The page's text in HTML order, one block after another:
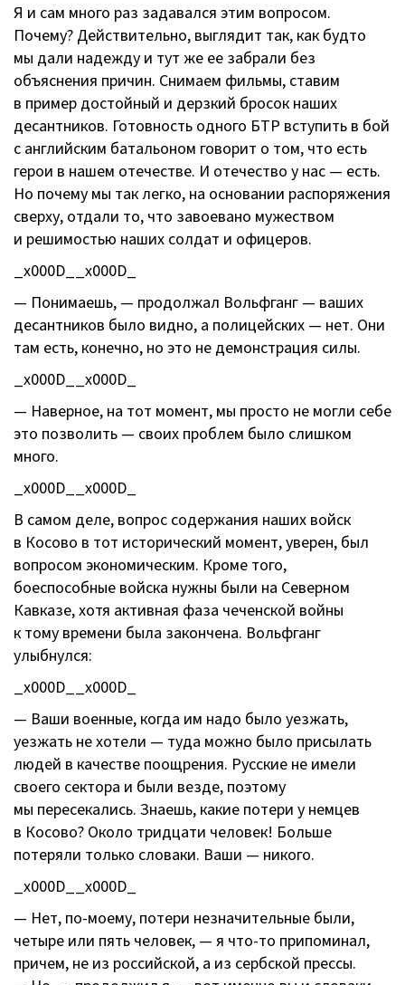
Я и сам много раз задавался этим вопросом.
Почему? Действительно, выглядит так, как будто
мы дали надежду и тут же ее забрали без
объяснения причин. Снимаем фильмы, ставим
в пример достойный и дерзкий бросок наших
десантников. Готовность одного БТР вступить в бой
с английским батальоном говорит о том, что есть
герои в нашем отечестве. И отечество у нас — есть.
Но почему мы так легко, на основании распоряжения
сверху, отдали то, что завоевано мужеством
и решимостью наших солдат и офицеров.
_x000D__x000D_
— Понимаешь, — продолжал Вольфганг — ваших
десантников было видно, а полицейских — нет. Они
там есть, конечно, но это не демонстрация силы.
_x000D__x000D_
— Наверное, на тот момент, мы просто не могли себе
это позволить — своих проблем было слишком
много.
_x000D__x000D_
В самом деле, вопрос содержания наших войск
в Косово в тот исторический момент, уверен, был
вопросом экономическим. Кроме того,
боеспособные войска нужны были на Северном
Кавказе, хотя активная фаза чеченской войны
к тому времени была закончена. Вольфганг
улыбнулся:
_x000D__x000D_
— Ваши военные, когда им надо было уезжать,
уезжать не хотели — туда можно было присылать
людей в качестве поощрения. Русские не имели
своего сектора и были везде, поэтому
мы пересекались. Знаешь, какие потери у немцев
в Косово? Около тридцати человек! Больше
потеряли только словаки. Ваши — никого.
_x000D__x000D_
— Нет, по-моему, потери незначительные были,
четыре или пять человек, — я что-то припоминал,
причем, не из российской, а из сербской прессы.